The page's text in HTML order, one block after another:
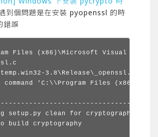
到個問題是在安裝 pyopenssl 的時
錯誤
Files (x86)\Microsoft Visual
command 'C:\\Program Files
setup.py clean for cryptography
build cryptography